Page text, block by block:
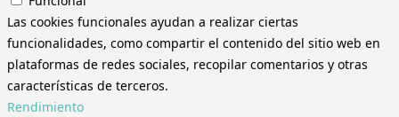
Las cookies funcionales ayudan a realizar ciertas
funcionalidades, como compartir el contenido del sitio web en
plataformas de redes sociales, recopilar comentarios y otras
características de terceros.
Rendimiento